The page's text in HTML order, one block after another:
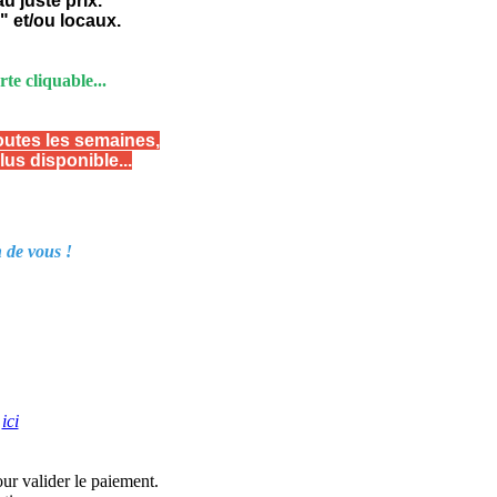
et/ou locaux.
cliquable...
les semaines,
disponible...
de vous !
ici
valider le paiement.